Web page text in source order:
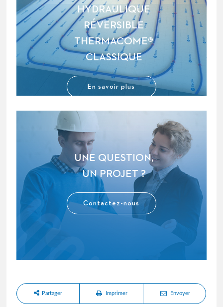
HYDRAULIQUE
RÉVERSIBLE
THERMACOME®
CLASSIQUE
En savoir plus
UNE QUESTION,
UN PROJET ?
Contactez-nous
Partager Imprimer Envoyer